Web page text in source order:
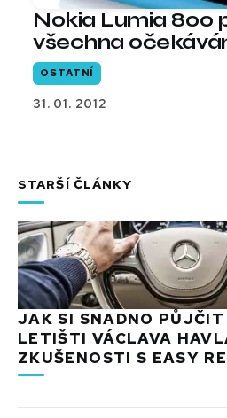
Nokia Lumia 800
všechna
OSTATNÍ
31. 01. 2012
STARŠÍ ČLÁNKY
JAK SI SNADNO
LETIŠTI VÁCLAVA
ZKUŠENOSTI S EASY